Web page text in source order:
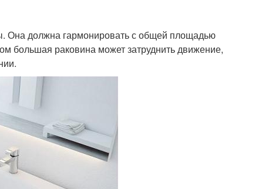
Она должна гармонировать с общей площадью
большая раковина может затруднить движение,